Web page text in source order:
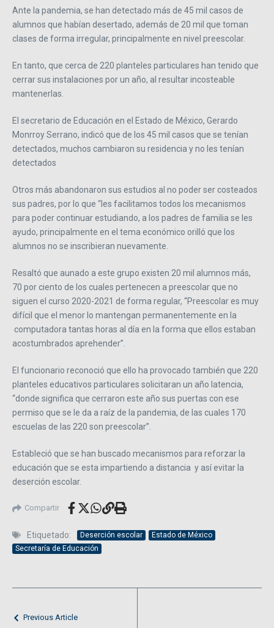
Ante la pandemia, se han detectado más de 45 mil casos de
alumnos que habían desertado, además de 20 mil que toman
clases de forma irregular, principalmente en nivel preescolar.
En tanto, que cerca de 220 planteles particulares han tenido que
cerrar sus instalaciones por un año, al resultar incosteable
mantenerlas.
El secretario de Educación en el Estado de México, Gerardo
Monrroy Serrano, indicó que de los 45 mil casos que se tenían
detectados, muchos cambiaron su residencia y no les tenían
detectados
Otros más abandonaron sus estudios al no poder ser costeados
sus padres, por lo que “les facilitamos todos los mecanismos
para poder continuar estudiando, a los padres de familia se les
ayudo, principalmente en el tema económico orilló que los
alumnos no se inscribieran nuevamente.
Resaltó que aunado a este grupo existen 20 mil alumnos más,
70 por ciento de los cuales pertenecen a preescolar que no
siguen el curso 2020-2021 de forma regular, “Preescolar es muy
difícil que el menor lo mantengan permanentemente en la
computadora tantas horas al día en la forma que ellos estaban
acostumbrados aprehender”.
El funcionario reconoció que ello ha provocado también que 220
planteles educativos particulares solicitaran un año latencia,
“donde significa que cerraron este año sus puertas con ese
permiso que se le da a raíz de la pandemia, de las cuales 170
escuelas de las 220 son preescolar”.
Estableció que se han buscado mecanismos para reforzar la
educación que se esta impartiendo a distancia y así evitar la
deserción escolar.
Compartir
Etiquetado: Deserción escolar
Estado de México
Secretaría de Educación
Previous Article